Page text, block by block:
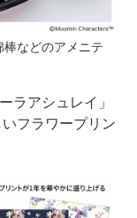
棒などのアメニテ
ラアシュレイ」
フラワープリン